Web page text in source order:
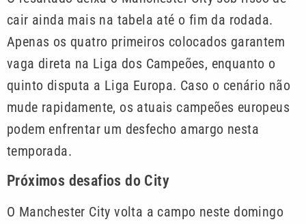
cair ainda mais na tabela até o fim da rodada.
Apenas os quatro primeiros colocados garantem
vaga direta na Liga dos Campeões, enquanto o
quinto disputa a Liga Europa. Caso o cenário não
mude rapidamente, os atuais campeões europeus
podem enfrentar um desfecho amargo nesta
temporada.
Próximos desafios do City
O Manchester City volta a campo neste domingo